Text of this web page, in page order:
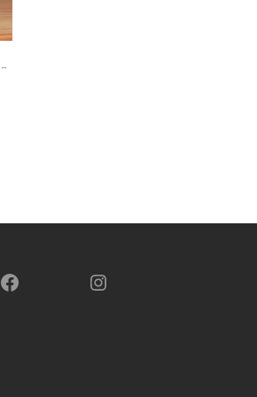
Box Degustación Espresso/Moka – 400 g
Facebook Instagram